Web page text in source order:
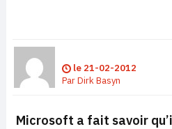
le 21-02-2012
ParDirk Basyn
Microsoft a fait savoir